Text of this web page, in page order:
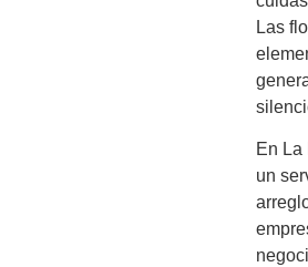
Las
En La
un